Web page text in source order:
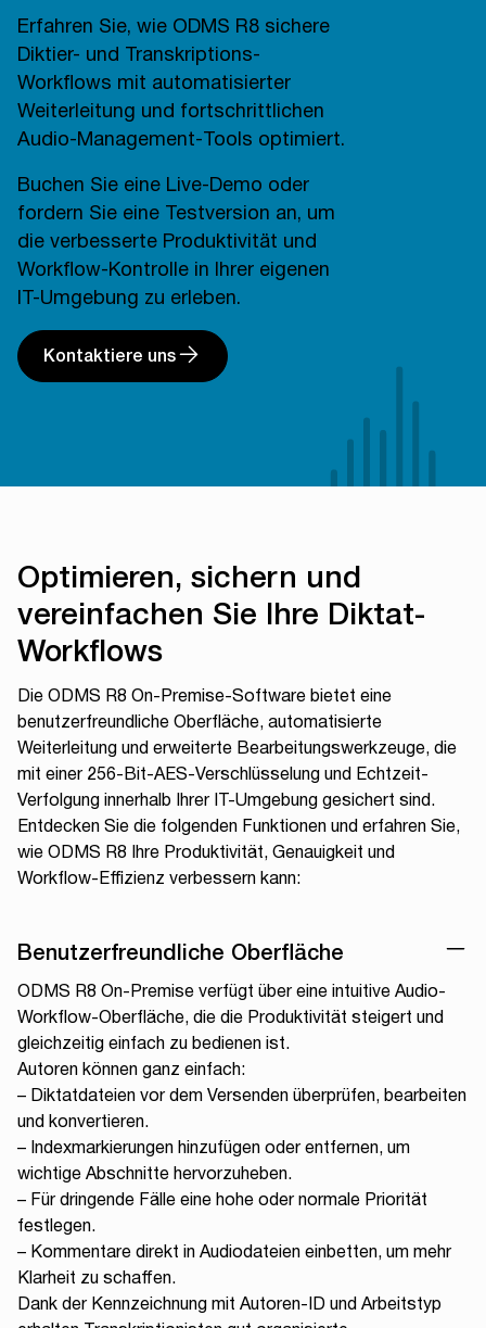
Erfahren Sie, wie ODMS R8 sichere
Diktier- und Transkriptions-
Workflows mit automatisierter
Weiterleitung und fortschrittlichen
Audio-Management-Tools optimiert.
Buchen Sie eine Live-Demo oder
fordern Sie eine Testversion an, um
die verbesserte Produktivität und
Workflow-Kontrolle in Ihrer eigenen
IT-Umgebung zu erleben.
Kontaktiere uns
Optimieren, sichern und
vereinfachen Sie Ihre Diktat-
Workflows
Die ODMS R8 On-Premise-Software bietet eine
benutzerfreundliche Oberfläche, automatisierte
Weiterleitung und erweiterte Bearbeitungswerkzeuge, die
mit einer 256-Bit-AES-Verschlüsselung und Echtzeit-
Verfolgung innerhalb Ihrer IT-Umgebung gesichert sind.
Entdecken Sie die folgenden Funktionen und erfahren Sie,
wie ODMS R8 Ihre Produktivität, Genauigkeit und
Workflow-Effizienz verbessern kann:
Benutzerfreundliche Oberfläche
ODMS R8 On-Premise verfügt über eine intuitive Audio-
Workflow-Oberfläche, die die Produktivität steigert und
gleichzeitig einfach zu bedienen ist.
Autoren können ganz einfach:
– Diktatdateien vor dem Versenden überprüfen, bearbeiten
und konvertieren.
– Indexmarkierungen hinzufügen oder entfernen, um
wichtige Abschnitte hervorzuheben.
– Für dringende Fälle eine hohe oder normale Priorität
festlegen.
– Kommentare direkt in Audiodateien einbetten, um mehr
Klarheit zu schaffen.
Dank der Kennzeichnung mit Autoren-ID und Arbeitstyp